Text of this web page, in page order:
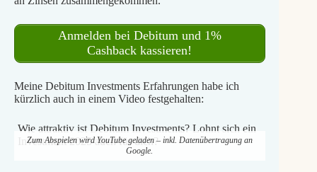
Anmelden bei Debitum und 1%
Cashback kassieren!
Meine Debitum Investments Erfahrungen habe ich
kürzlich auch in einem Video festgehalten:
Wie attraktiv ist Debitum Investments? Lohnt sich ein
Investment 2025 auch für dich?
Zum Abspielen wird YouTube geladen – inkl. Datenübertragung an
Google.